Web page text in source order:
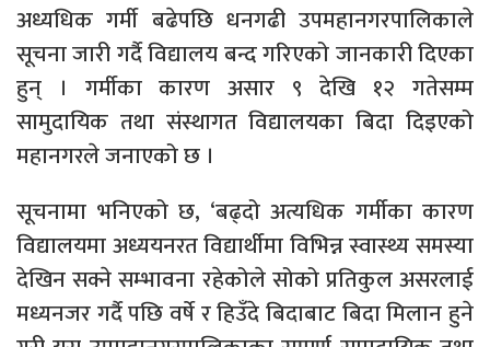
अध्यधिक गर्मी बढेपछि धनगढी उपमहानगरपालिकाले
सूचना जारी गर्दै विद्यालय बन्द गरिएको जानकारी दिएका
हुन् । गर्मीका कारण असार ९ देखि १२ गतेसम्म
सामुदायिक तथा संस्थागत विद्यालयका बिदा दिइएको
महानगरले जनाएको छ ।
सूचनामा भनिएको छ, ‘बढ्दो अत्यधिक गर्मीका कारण
विद्यालयमा अध्ययनरत विद्यार्थीमा विभिन्न स्वास्थ्य समस्या
देखिन सक्ने सम्भावना रहेकोले सोको प्रतिकुल असरलाई
मध्यनजर गर्दै पछि वर्षे र हिउँदे बिदाबाट बिदा मिलान हुने